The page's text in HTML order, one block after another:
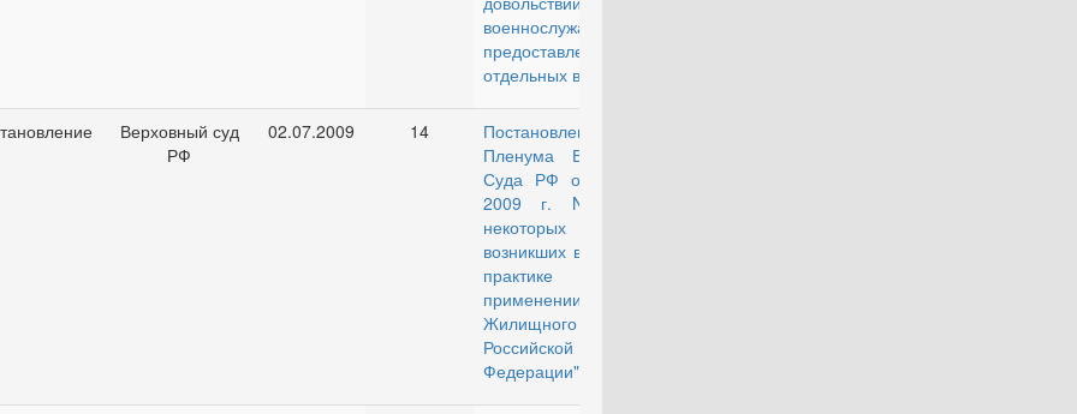
военнослужащих и
предоставлении им
отдельных выплат"
Верховный суд
РФ
02.07.2009 14
Постановление
Пленума Верховного
Суда РФ от 2 июля
2009 г. N 14 "О
некоторых вопросах,
возникших в судебной
практике при
применении
Жилищного кодекса
Российской
Федерации"